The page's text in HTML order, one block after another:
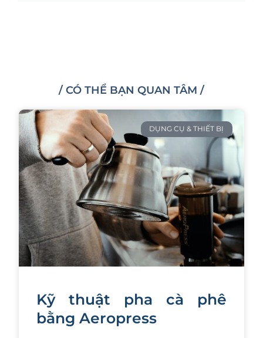
/ CÓ THỂ BẠN QUAN TÂM /
DỤNG CỤ & THIẾT BỊ
Kỹ thuật pha cà phê
bằng Aeropress